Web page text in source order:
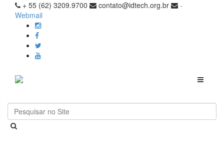
+ 55 (62) 3209.9700 contato@idtech.org.br
-
Webmail
Toggle